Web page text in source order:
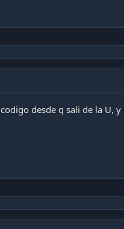
desde q sali de la U,